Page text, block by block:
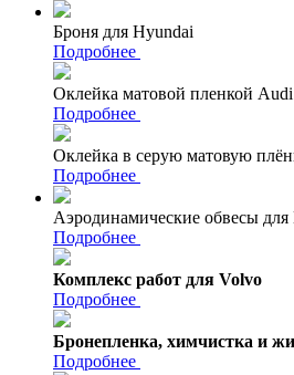
Броня для Hyundai
Подробнее
Оклейка матовой пленкой Audi
Подробнее
Оклейка в серую матовую
Подробнее
Аэродинамические обвесы
Подробнее
Комплекс работ для Volvo
Подробнее
Бронепленка, химчистка и
Подробнее